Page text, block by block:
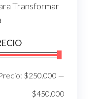
Transformar
$250.000 —
$450.000